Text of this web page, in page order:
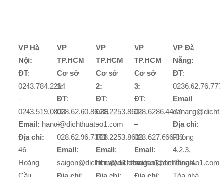
VP Hà
Nội:
ĐT:
0243.784.2264
–
0243.519.0800
Email: hanoi@dichthuatso1.com
Địa chỉ:
46
Hoàng
Cầu,
VP
TP.HCM
Cơ sở
1:
ĐT:
028.62.60.86.86
–
028.62.96.7373
Email:
saigon@dichthuatso1.com
Địa chỉ:
VP
TP.HCM
Cơ sở
2:
ĐT:
028.2253.8601
–
028.2253.8602
Email:
hcm@dichthuatso1.com
Địa chỉ:
VP
TP.HCM
Cơ sở
3:
ĐT:
028.6286.4477
–
028.627.666.03
Email:
saigon@dichthuatso1.com
Địa chỉ:
VP Đà
Nẵng:
ĐT:
Email:
Địa chỉ:
Phòng
4.2.3,
Tầng 4,
Tòa nhà